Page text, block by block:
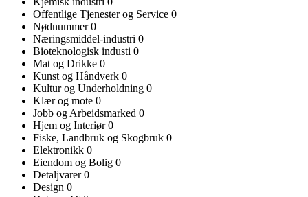
Offentlige Tjenester og Service 0
Nødnummer0
Næringsmiddel-industri 0
Bioteknologisk industi 0
Mat og Drikke 0
Kunst og Håndverk 0
Kultur og Underholdning 0
Klær og mote 0
Jobb og Arbeidsmarked 0
Hjem og Interiør0
Fiske, Landbruk og Skogbruk 0
Elektronikk 0
Eiendom og Bolig 0
Detaljvarer0
Design 0